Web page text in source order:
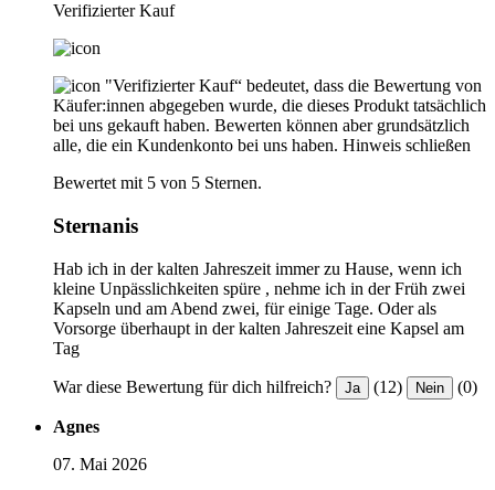
Verifizierter Kauf
"Verifizierter Kauf“ bedeutet, dass die Bewertung von
Käufer:innen abgegeben wurde, die dieses Produkt tatsächlich
bei uns gekauft haben. Bewerten können aber grundsätzlich
alle, die ein Kundenkonto bei uns haben. Hinweis schließen
Bewertet mit 5 von 5 Sternen.
Sternanis
Hab ich in der kalten Jahreszeit immer zu Hause, wenn ich
kleine Unpässlichkeiten spüre , nehme ich in der Früh zwei
Kapseln und am Abend zwei, für einige Tage. Oder als
Vorsorge überhaupt in der kalten Jahreszeit eine Kapsel am
Tag
War diese Bewertung für dich hilfreich? Ja (12) Nein (0)
Agnes
07. Mai 2026